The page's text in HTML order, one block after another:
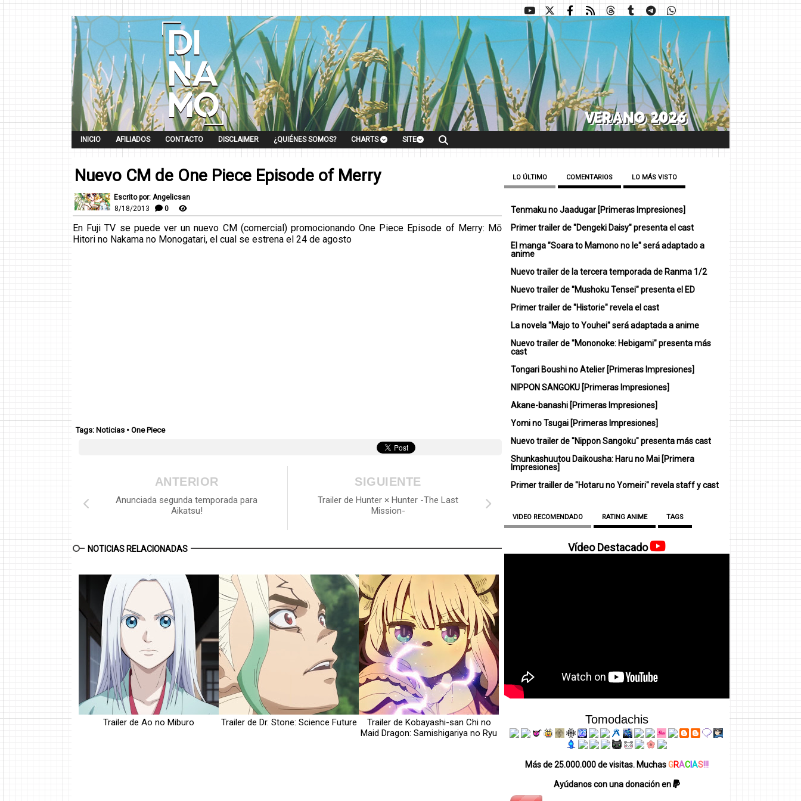
INICIO AFILIADOS CONTACTO DISCLAIMER ¿QUIÉNES SOMOS? CHARTS SITE
Nuevo CM de One Piece Episode of Merry
Escrito por: Angelicsan
8/18/2013
0
En Fuji TV se puede ver un nuevo CM (comercial) promocionando One Piece Episode of Merry: Mō
Hitori no Nakama no Monogatari, el cual se estrena el 24 de agosto
Tags: Noticias • One Piece
SIGUIENTE
Trailer de Hunter × Hunter -The Last
Mission-
ANTERIOR
Anunciada segunda temporada para
Aikatsu!
NOTICIAS RELACIONADAS
Trailer de Ao no Miburo Trailer de Dr. Stone: Science Future
Trailer de Kobayashi-san Chi no
Maid Dragon: Samishigariya no Ryu
LO ÚLTIMO COMENTARIOS LO MÁS VISTO
Tenmaku no Jaadugar [Primeras Impresiones]
Primer trailer de "Dengeki Daisy" presenta el cast
El manga "Soara to Mamono no Ie" será adaptado a
anime
Nuevo trailer de la tercera temporada de Ranma 1/2
Nuevo trailer de "Mushoku Tensei" presenta el ED
Primer trailer de "Historie" revela el cast
La novela "Majo to Youhei" será adaptada a anime
Nuevo trailer de "Mononoke: Hebigami" presenta más
cast
Tongari Boushi no Atelier [Primeras Impresiones]
NIPPON SANGOKU [Primeras Impresiones]
Akane-banashi [Primeras Impresiones]
Yomi no Tsugai [Primeras Impresiones]
Nuevo trailer de "Nippon Sangoku" presenta más cast
Shunkashuutou Daikousha: Haru no Mai [Primera
Impresiones]
Primer trailler de "Hotaru no Yomeiri" revela staff y cast
VIDEO RECOMENDADO RATING ANIME TAGS
Vídeo Destacado
Tomodachis
Más de 25.000.000 de visitas. MuchasGRACAS!!!
Ayúdanos con una donación en